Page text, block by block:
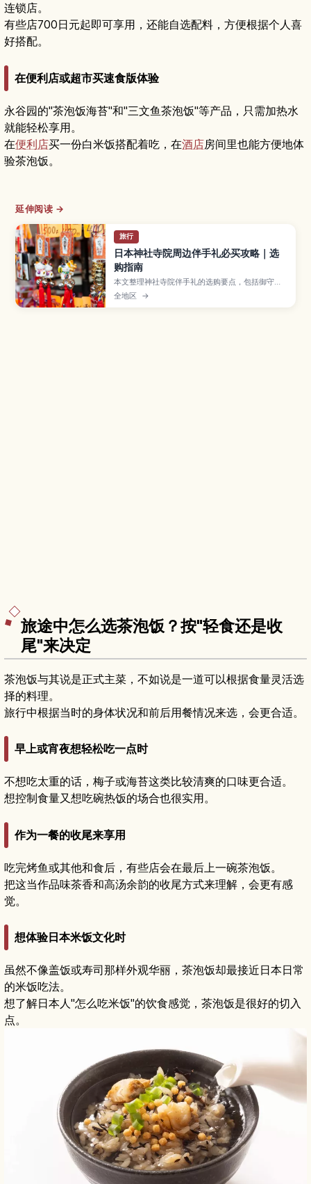
连锁店。
有些店700日元起即可享用，还能自选配料，方便根据个人喜
好搭配。
在便利店或超市买速食版体验
永谷园的"茶泡饭海苔"和"三文鱼茶泡饭"等产品，只需加热水
就能轻松享用。
在便利店买一份白米饭搭配着吃，在酒店房间里也能方便地体
验茶泡饭。
延伸阅读 →
旅行
日本神社寺院周边伴手礼必买攻略｜选
购指南
本文整理神社寺院伴手礼的选购要点，包括御守、
达摩等常见品项，以及店铺礼节与打包注意事项。
全地区 →
旅途中怎么选茶泡饭？按"轻食还是收
尾"来决定
茶泡饭与其说是正式主菜，不如说是一道可以根据食量灵活选
择的料理。
旅行中根据当时的身体状况和前后用餐情况来选，会更合适。
早上或宵夜想轻松吃一点时
不想吃太重的话，梅子或海苔这类比较清爽的口味更合适。
想控制食量又想吃碗热饭的场合也很实用。
作为一餐的收尾来享用
吃完烤鱼或其他和食后，有些店会在最后上一碗茶泡饭。
把这当作品味茶香和高汤余韵的收尾方式来理解，会更有感
觉。
想体验日本米饭文化时
虽然不像盖饭或寿司那样外观华丽，茶泡饭却最接近日本日常
的米饭吃法。
想了解日本人"怎么吃米饭"的饮食感觉，茶泡饭是很好的切入
点。